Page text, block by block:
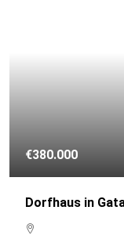
€380.000
Dorfhaus in